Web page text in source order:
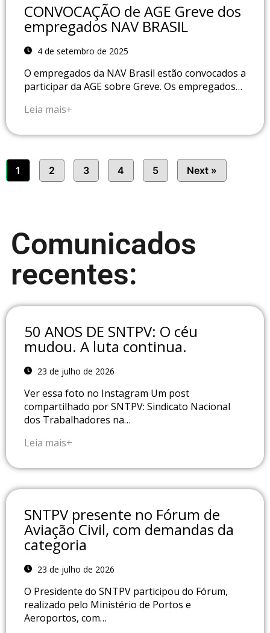
CONVOCAÇÃO de AGE Greve dos
empregados NAV BRASIL
4 de setembro de 2025
O empregados da NAV Brasil estão convocados a
participar da AGE sobre Greve. Os empregados…
Leia mais+
1 2 3 4 5 Next »
Comunicados
recentes:
50 ANOS DE SNTPV: O céu
mudou. A luta continua.
23 de julho de 2026
Ver essa foto no Instagram Um post
compartilhado por SNTPV: Sindicato Nacional
dos Trabalhadores na…
Leia mais+
SNTPV presente no Fórum de
Aviação Civil, com demandas da
categoria
23 de julho de 2026
O Presidente do SNTPV participou do Fórum,
realizado pelo Ministério de Portos e
Aeroportos, com…